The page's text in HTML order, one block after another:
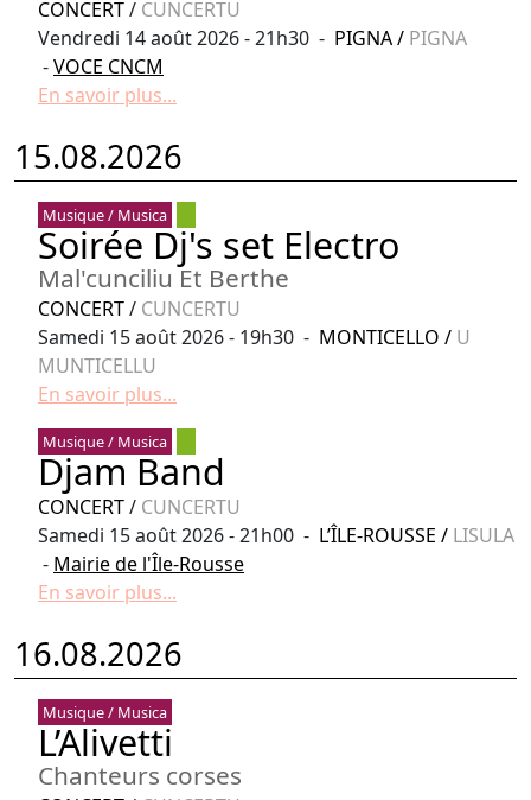
CONCERT/ CUNCERTU
Vendredi 14 août 2026 - 21h30 - PIGNA/ PIGNA
-VOCE CNCM
En savoir plus...
15.08.2026
Musique / Musica
Soirée Dj's set Electro
Mal'cunciliu Et Berthe
CONCERT/ CUNCERTU
Samedi 15 août 2026 - 19h30 - MONTICELLO / U
MUNTICELLU
En savoir plus...
Musique / Musica
Djam Band
CONCERT/ CUNCERTU
Samedi 15 août 2026 - 21h00 - L’ÎLE-ROUSSE / LISULA
- Mairie de l'Île-Rousse
En savoir plus...
16.08.2026
Musique / Musica
L’Alivetti
Chanteurs corses